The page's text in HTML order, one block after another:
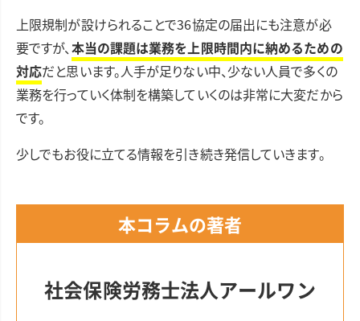
上限規制が設けられることで36協定の届出にも注意が必
要ですが、本当の課題は業務を上限時間内に納めるための
対応だと思います。人手が足りない中、少ない人員で多くの
業務を行っていく体制を構築していくのは非常に大変だから
です。
少しでもお役に立てる情報を引き続き発信していきます。
本コラムの著者
社会保険労務士法人アールワン